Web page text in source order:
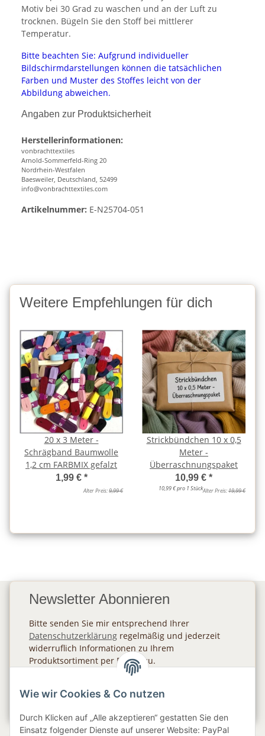
Motiv bei 30 Grad zu waschen und an der Luft zu
trocknen. Bügeln Sie den Stoff bei mittlerer
Temperatur.
Bitte beachten Sie: Aufgrund individueller
Bildschirmdarstellungen können die tatsächlichen
Farben und Muster des Stoffes leicht von der
Abbildung abweichen.
Angaben zur Produktsicherheit
Herstellerinformationen:
vonbrachttextiles
Arnold-Sommerfeld-Ring 20
Nordrhein-Westfalen
Baesweiler, Deutschland, 52499
info@vonbrachttextiles.com
Artikelnummer: E-N25704-051
Weitere Empfehlungen für dich
20 x 3 Meter -
Schrägband Baumwolle
1,2 cm FARBMIX gefalzt
1,99 € *
Alter Preis:9,99 €
Strickbündchen 10 x 0,5
Meter -
Überraschnungspaket
10,99 € *
10,99 € pro 1 StückAlter Preis:19,99 €
Newsletter Abonnieren
Bitte senden Sie mir entsprechend Ihrer
Datenschutzerklärung regelmäßig und jederzeit
widerruflich Informationen zu Ihrem
Produktsortiment per E-Mail zu.
Wie wir Cookies & Co nutzen
Durch Klicken auf „Alle akzeptieren“ gestatten Sie den
Einsatz folgender Dienste auf unserer Website: PayPal